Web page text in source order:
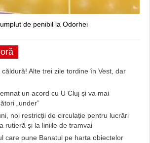
de penibil la Odorhei
Alte trei zile tordine în Vest, dar
un acord cu U Cluj și va mai
„under”
noi restricții de circulație pentru lucrări
rutieră și la liniile de tramvai
care pune Banatul pe harta obiectelor